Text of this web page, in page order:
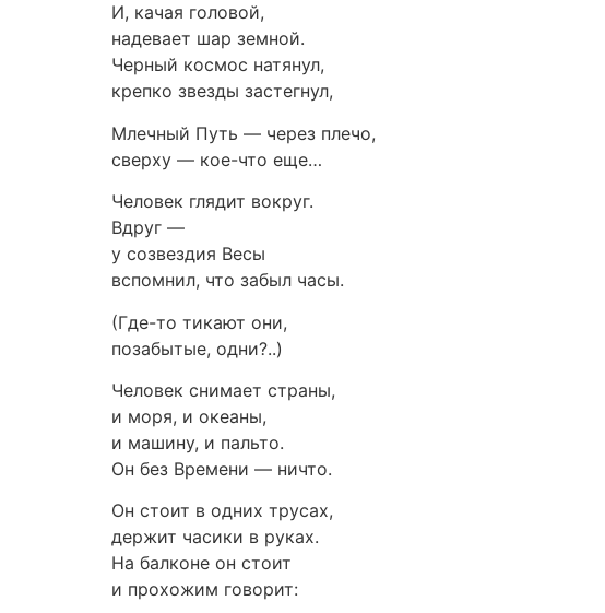
И, качая головой,
надевает шар земной.
Черный космос натянул,
крепко звезды застегнул,
Млечный Путь — через плечо,
сверху — кое-что еще…
Человек глядит вокруг.
Вдруг —
у созвездия Весы
вспомнил, что забыл часы.
(Где-то тикают они,
позабытые, одни?..)
Человек снимает страны,
и моря, и океаны,
и машину, и пальто.
Он без Времени — ничто.
Он стоит в одних трусах,
держит часики в руках.
На балконе он стоит
и прохожим говорит: